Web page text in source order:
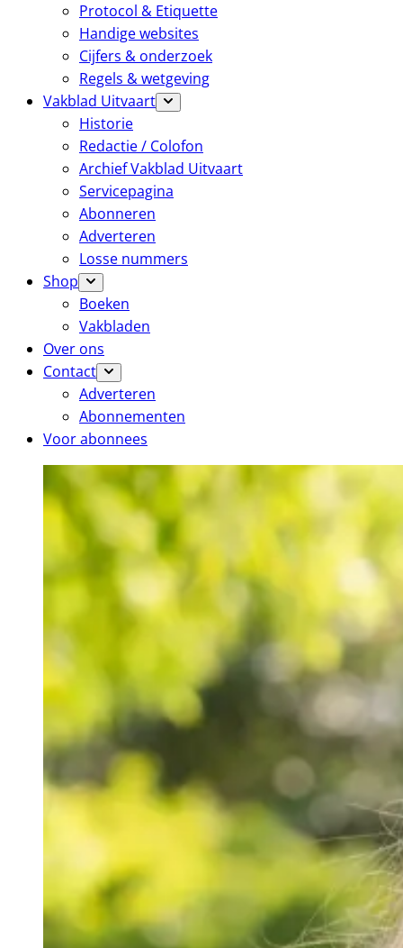
Protocol & Etiquette
Handige websites
Cijfers & onderzoek
Regels & wetgeving
Vakblad Uitvaart
Historie
Redactie / Colofon
Archief Vakblad Uitvaart
Servicepagina
Abonneren
Adverteren
Losse nummers
Shop
Boeken
Vakbladen
Over ons
Contact
Adverteren
Abonnementen
Voor abonnees